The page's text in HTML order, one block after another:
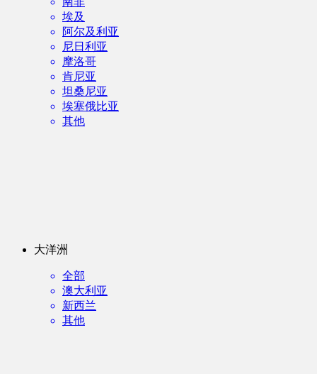
埃及
阿尔及利亚
尼日利亚
摩洛哥
肯尼亚
坦桑尼亚
埃塞俄比亚
其他
大洋洲
全部
澳大利亚
新西兰
其他